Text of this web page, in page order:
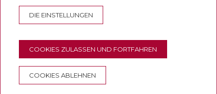
Abadia de Montserrat
Escolania de Montserrat
Museum von Montserrat
DIE EINSTELLUNGEN
COOKIES ZULASSEN UND FORTFAHREN
COOKIES ABLEHNEN